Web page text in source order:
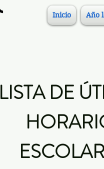
Inicio Año
LISTA DE